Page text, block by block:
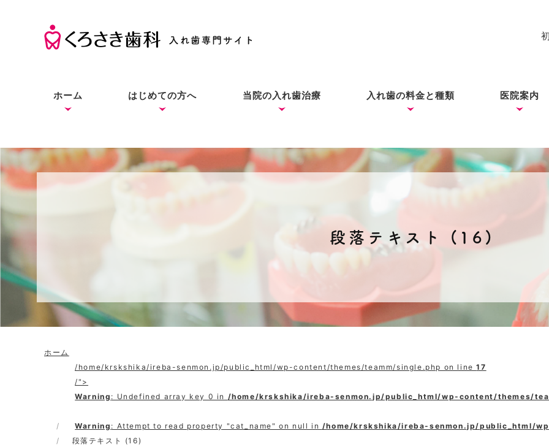
ホーム はじめての方へ 当院の入れ歯治療 入れ歯の料金と種類 医院案内
段落テキスト (16)
ホーム
/home/krskshika/ireba-senmon.jp/public_html/wp-content/themes/teamm/single.php on line17
/">
Warning : Undefined array key 0 in /home/krskshika/ireba-senmon.jp/public_html/wp-content/themes/
Warning : Attempt to read property "cat_name" on null in /home/krskshika/ireba-senmon.jp/public_html/
段落テキスト (16)